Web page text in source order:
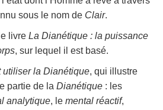
sous le nom de Clair.
livre La Dianétique : la puissance
, sur lequel il est basé.
utiliser la Dianétique, qui illustre
partie de la Dianétique : les
analytique, le mental réactif,